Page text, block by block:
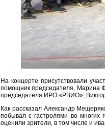
На концерте присутствовали
помощник председателя, Марина
председателя ИРО «РВИО»,
Как рассказал Александр
побывал с гастролями во многих
оценили зрители, в том числе и